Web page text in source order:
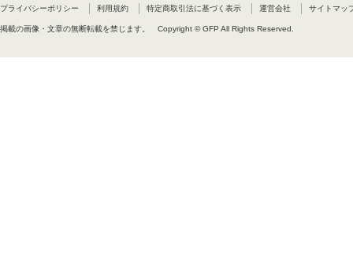
プライバシーポリシー 利用規約 特定商取引法に基づく表示 運営会社 サイトマッ
掲載の画像・文章の無断転載を禁じます。 Copyright © GFP All Rights Reserved.